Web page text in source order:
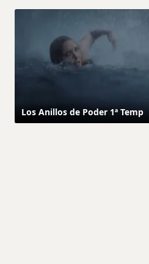
Los Anillos de Poder 1ª Temp